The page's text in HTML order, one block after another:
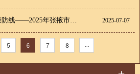
2025-07-07
5 6 7 8 ···